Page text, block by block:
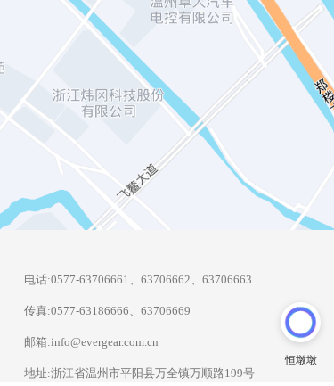
电话:0577-63706661、63706662、63706663
传真:0577-63186666、63706669
邮箱:info@evergear.com.cn
地址:浙江省温州市平阳县万全镇万顺路199号